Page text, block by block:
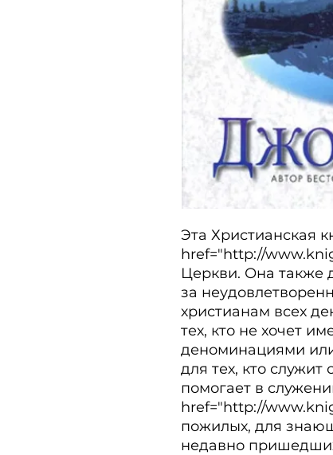
Эта Христианская
href="http://
Церкви. Она также
за
христианам всех
тех, кто не хочет
деноминациями
для тех, кто служит
помогает в
href="http://
пожилых, для
недавно